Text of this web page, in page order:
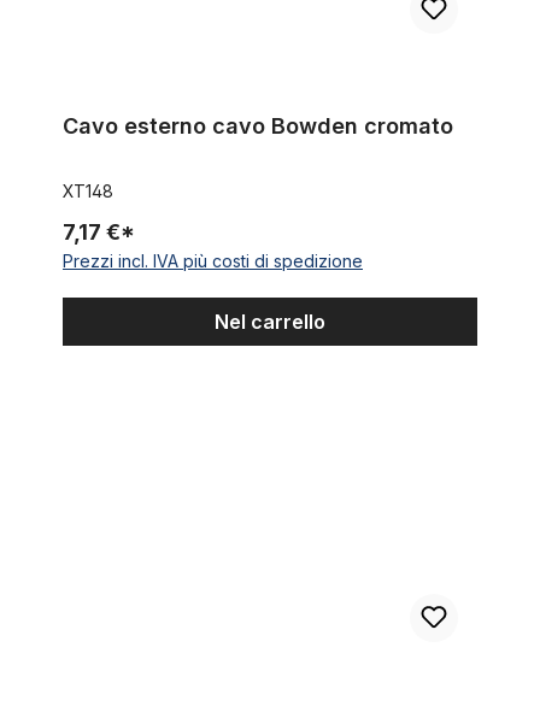
Cavo esterno cavo Bowden cromato
XT148
7,17 €*
Prezzi incl. IVA più costi di spedizione
Nel carrello